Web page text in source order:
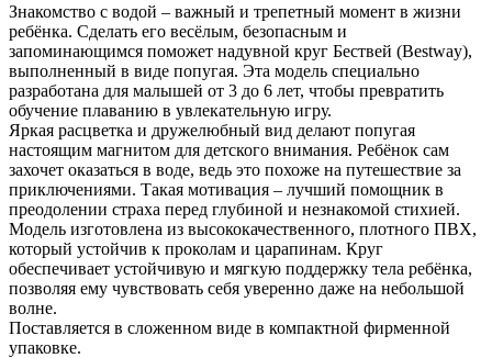
Знакомство с водой – важный и трепетный момент в жизни
ребёнка. Сделать его весёлым, безопасным и
запоминающимся поможет надувной круг Бествей (Bestway),
выполненный в виде попугая. Эта модель специально
разработана для малышей от 3 до 6 лет, чтобы превратить
обучение плаванию в увлекательную игру.
Яркая расцветка и дружелюбный вид делают попугая
настоящим магнитом для детского внимания. Ребёнок сам
захочет оказаться в воде, ведь это похоже на путешествие за
приключениями. Такая мотивация – лучший помощник в
преодолении страха перед глубиной и незнакомой стихией.
Модель изготовлена из высококачественного, плотного ПВХ,
который устойчив к проколам и царапинам. Круг
обеспечивает устойчивую и мягкую поддержку тела ребёнка,
позволяя ему чувствовать себя уверенно даже на небольшой
волне.
Поставляется в сложенном виде в компактной фирменной
упаковке.